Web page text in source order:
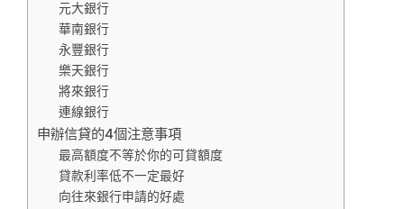
元大銀行
華南銀行
永豐銀行
樂天銀行
將來銀行
連線銀行
申辦信貸的4個注意事項
最高額度不等於你的可貸額度
貸款利率低不一定最好
向往來銀行申請的好處